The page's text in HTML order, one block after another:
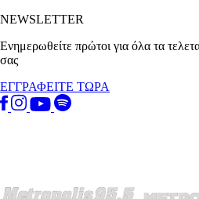
NEWSLETTER
Ενημερωθείτε πρώτοι για όλα τα
σας
ΕΓΓΡΑΦΕΙΤΕ ΤΩΡΑ